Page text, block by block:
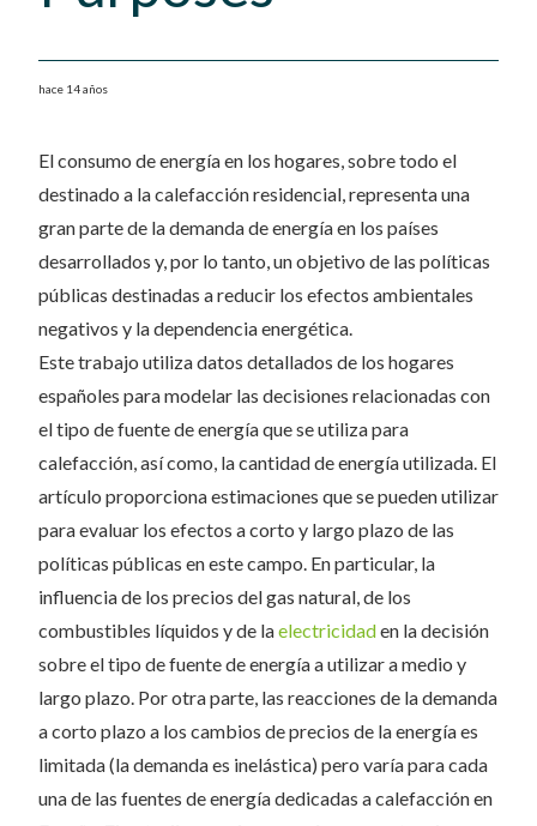
hace 14 años
El consumo de energía en los hogares, sobre todo el
destinado a la calefacción residencial, representa una
gran parte de la demanda de energía en los países
desarrollados y, por lo tanto, un objetivo de las políticas
públicas destinadas a reducir los efectos ambientales
negativos y la dependencia energética.
Este trabajo utiliza datos detallados de los hogares
españoles para modelar las decisiones relacionadas con
el tipo de fuente de energía que se utiliza para
calefacción, así como, la cantidad de energía utilizada. El
artículo proporciona estimaciones que se pueden utilizar
para evaluar los efectos a corto y largo plazo de las
políticas públicas en este campo. En particular, la
influencia de los precios del gas natural, de los
combustibles líquidos y de laelectricidaden la decisión
sobre el tipo de fuente de energía a utilizar a medio y
largo plazo. Por otra parte, las reacciones de la demanda
a corto plazo a los cambios de precios de la energía es
limitada (la demanda es inelástica) pero varía para cada
una de las fuentes de energía dedicadas a calefacción en